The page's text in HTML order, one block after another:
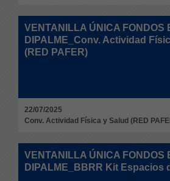
VENTANILLA ÚNICA FONDOS
DIPALME_Conv. Actividad
(RED PAFER)
22/07/2025
Conv. Actividad Física y Salud (RED
VENTANILLA ÚNICA FONDOS
DIPALME_BBRR Kit Espacios